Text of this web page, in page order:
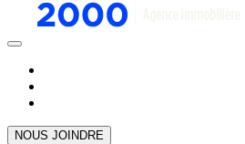
NOUS JOINDRE